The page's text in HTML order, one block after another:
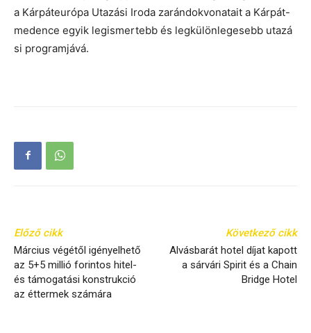
a Kárpáteurópa Utazási Iroda zarándokvonatait a Kárpát-
medence egyik legismertebb és legkülönlegesebb utazá
si programjává.
Előző cikk
​Március végétől igényelhető
az 5+5 millió forintos hitel-
és támogatási konstrukció
az éttermek számára
Következő cikk
Alvásbarát hotel díjat kapott
a sárvári Spirit és a Chain
Bridge Hotel